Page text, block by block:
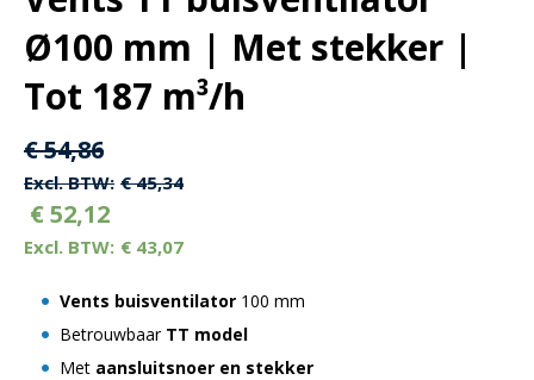
Ø100 mm | Met stekker |
Tot 187 m³/h
Oorspronkelijke
prijs
was:
€ 54,86.
€54,86Huidige
prijs
is:
€ 54,86.
€45,34
€52,12
€ 43,07
Vents buisventilator 100 mm
Betrouwbaar TT model
Met aansluitsnoer en stekker